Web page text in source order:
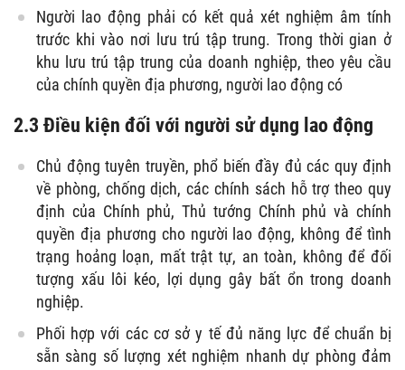
Người lao động phải có kết quả xét nghiệm âm tính
trước khi vào nơi lưu trú tập trung. Trong thời gian ở
khu lưu trú tập trung của doanh nghiệp, theo yêu cầu
của chính quyền địa phương, người lao động có
2.3 Điều kiện đối với người sử dụng lao động
Chủ động tuyên truyền, phổ biến đầy đủ các quy định
về phòng, chống dịch, các chính sách hỗ trợ theo quy
định của Chính phủ, Thủ tướng Chính phủ và chính
quyền địa phương cho người lao động, không để tình
trạng hoảng loạn, mất trật tự, an toàn, không để đối
tượng xấu lôi kéo, lợi dụng gây bất ổn trong doanh
nghiệp.
Phối hợp với các cơ sở y tế đủ năng lực để chuẩn bị
sẵn sàng số lượng xét nghiệm nhanh dự phòng đảm